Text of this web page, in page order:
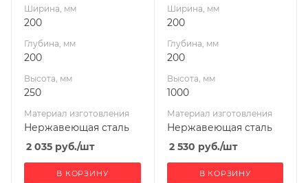
Ширина, мм
200
Глубина, мм
200
Высота, мм
250
Материал изготовления
Нержавеющая сталь
2 035 руб./шт
В КОРЗИНУ
Ширина, мм
200
Глубина, мм
200
Высота, мм
1000
Материал изготовления
Нержавеющая сталь
2 530 руб./шт
В КОРЗИНУ